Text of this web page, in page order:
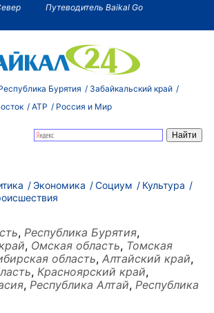
Путеводитель Baikal Go
Бурятия Забайкальский край
АТР Россия и Мир
Экономика Социум
Культура
, Республика Бурятия,
, Омская область, Томская
область, Алтайский край,
, Красноярский край,
, Республика Алтай, Республика